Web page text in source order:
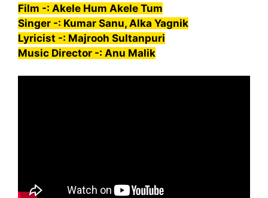
Film -: Akele Hum Akele Tum
Singer -: Kumar Sanu, Alka Yagnik
Lyricist -: Majrooh Sultanpuri
Music Director -: Anu Malik